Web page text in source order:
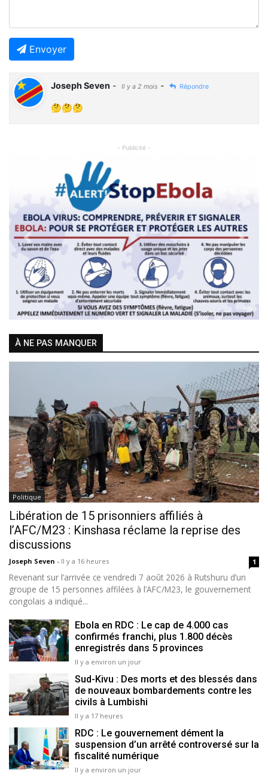
Envoyer
Joseph Seven - Il y a 2 mois - Répondre
🤔🤔🤔
- Publicité -
Previous Next
À NE PAS MANQUER
Politique
Libération de 15 prisonniers affiliés à
l’AFC/M23 : Kinshasa réclame la reprise des
discussions
Joseph Seven - Il y a 16 heures 1
Revenant sur l’arrivée ce vendredi 7 août 2026 à Rutshuru d’un
groupe de 15 personnes affilées à l’AFC/M23, le gouvernement
congolais a indiqué...
Ebola en RDC : Le cap de 4.000 cas
confirmés franchi, plus 1.800 décès
enregistrés dans 5 provinces
Il y a environ un jour
Sud-Kivu : Des morts et des blessés dans
de nouveaux bombardements contre les
civils à Lumbishi
Il y a 17 heures
RDC : Le gouvernement dément la
suspension d’un arrêté controversé sur la
fiscalité numérique
Il y a environ un jour